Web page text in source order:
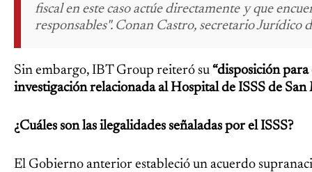
fiscal en este caso actúe directamente y que
responsables". Conan Castro, secretario Jurídico
Sin embargo, IBT Group reiteró su “disposición
investigación relacionada al Hospital de ISSS de San
¿Cuáles son las ilegalidades señaladas por el ISSS?
El Gobierno anterior estableció un acuerdo